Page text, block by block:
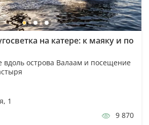
на катере: к маяку и по
вдоль острова Валаам и посещение
1
9 870